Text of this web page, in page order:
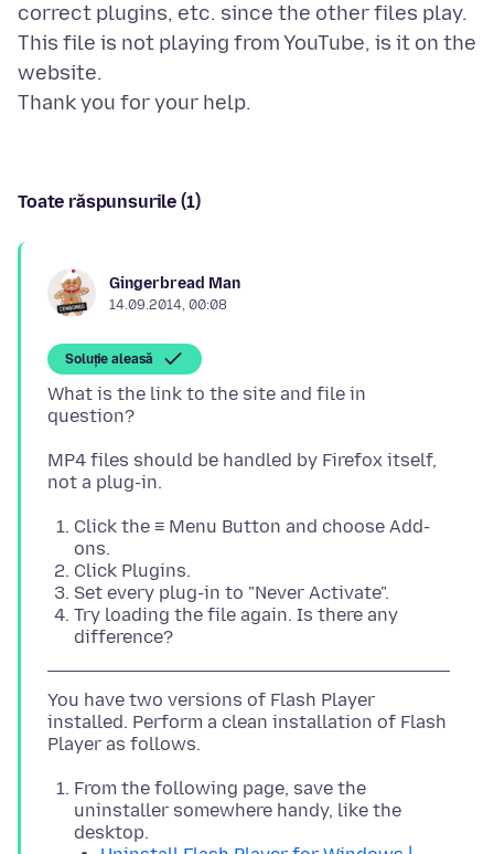
correct plugins, etc. since the other files play.
This file is not playing from YouTube, is it on the
website.
Toate răspunsurile (1)
Gingerbread Man
14.09.2014, 00:08
Soluție aleasă
What is the link to the site and file in
MP4 files should be handled by Firefox itself,
Click the ≡ Menu Button and choose Add-
ons.
Click Plugins.
Set every plug-in to "Never Activate".
Try loading the file again. Is there any
difference?
You have two versions of Flash Player
installed. Perform a clean installation of Flash
From the following page, save the
uninstaller somewhere handy, like the
desktop.